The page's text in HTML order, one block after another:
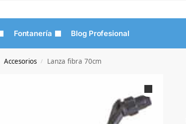
Fontanería Blog Profesional
Accesorios / Lanza fibra 70cm